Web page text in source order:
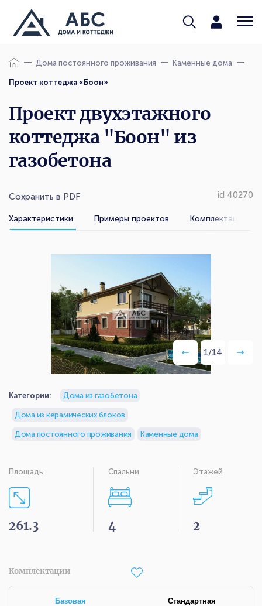
Дома постоянного проживания Каменные дома
Проект коттеджа «Боон»
Проект двухэтажного
коттеджа "Боон" из
газобетона
Сохранить в PDF id 40270
Характеристики Примеры проектов Комплектации
Категории: Дома из газобетона
Дома из керамических блоков
Дома постоянного проживания Каменные дома
1/14
Площадь
261.3
Спальни
4
Этажей
2
Комплектации
Базовая Стандартная